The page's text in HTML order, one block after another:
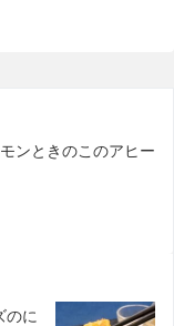
ンときのこのアヒー
のに